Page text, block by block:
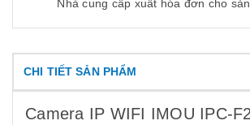
Nhà cung cấp xuất hóa đơn cho
CHI TIẾT SẢN PHẨM
Camera IP WIFI IMOU IPC-